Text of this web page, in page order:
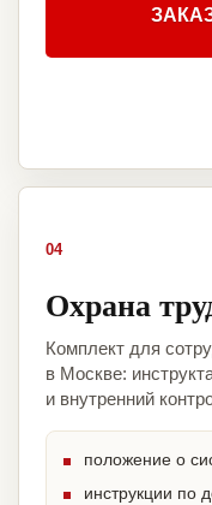
04
Охрана
Комплект для
в Москве:
и внутренний
положение о
инструкции по